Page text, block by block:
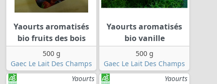
Yaourts aromatisés
bio fruits des bois
500 g
Gaec Le Lait Des Champs
Yaourts aromatisés
bio vanille
500 g
Gaec Le Lait Des Champs
Yaourts
Yaourts